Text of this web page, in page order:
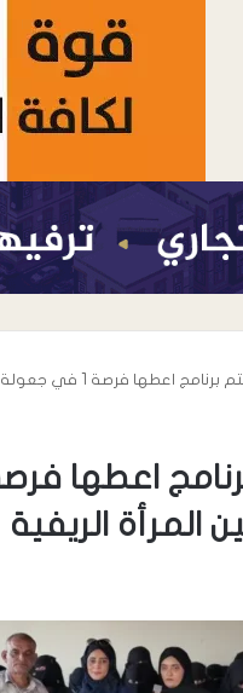
جعولة وتدشن المرحلة الثانية لتمكين المرأة الريفية
المرأة الريفية
تعيد السياسة ترتيب